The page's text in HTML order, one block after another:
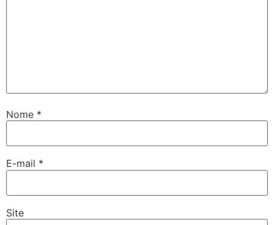
Nome *
E-mail *
Site